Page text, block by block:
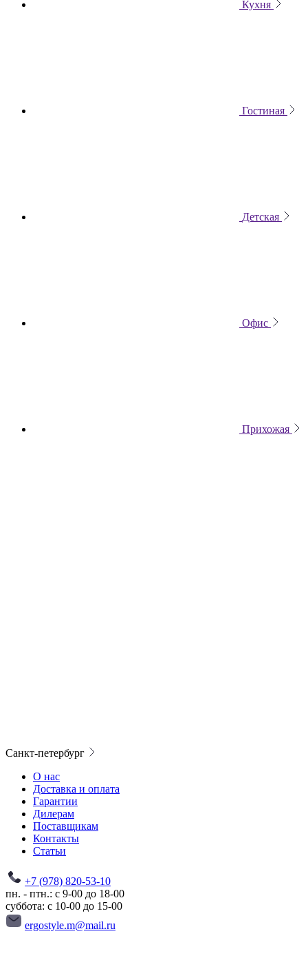
Кухня
Гостиная
Детская
Офис
Прихожая
Санкт-петербург
О нас
Доставка и оплата
Гарантии
Дилерам
Поставщикам
Контакты
Статьи
+7 (978) 820-53-10
пн. - птн.: с 9-00 до 18-00
суббота: с 10-00 до 15-00
ergostyle.m@mail.ru